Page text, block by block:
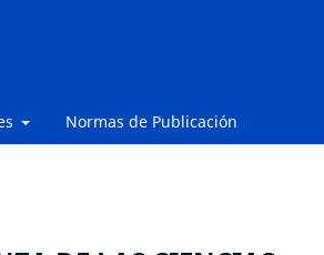
Normas de Publicación